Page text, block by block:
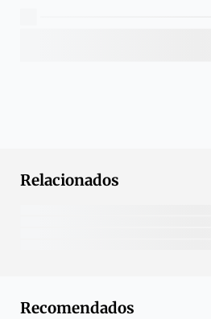
Relacionados
Recomendados